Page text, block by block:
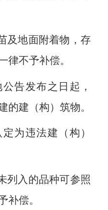
及地面附着物，存
律不予补偿。
公告发布之日起，
的建（构）筑物。
为违法建（构）
列入的品种可参照
补偿。